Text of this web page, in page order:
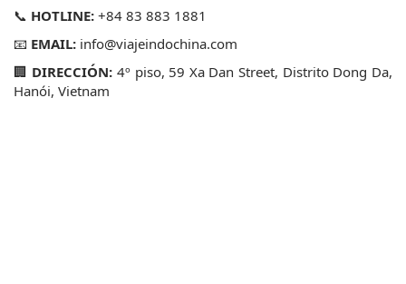
📞 HOTLINE: +84 83 883 1881
📧 EMAIL: info@viajeindochina.com
🏢 DIRECCIÓN: 4º piso, 59 Xa Dan Street, Distrito Dong Da,
Hanói, Vietnam